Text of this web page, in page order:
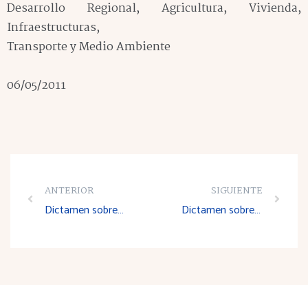
Desarrollo Regional, Agricultura, Vivienda,
Infraestructuras,
Transporte y Medio Ambiente
06/05/2011
ANTERIOR
Dictamen sobre el Proyecto de Decreto por el que se crea y regula el Consejo Riojano del Trabajo Autónomo
SIGUIENTE
Dictamen sobre el Anteproyecto de Ley de Medidas Fiscales y Administrativas para el año 2012